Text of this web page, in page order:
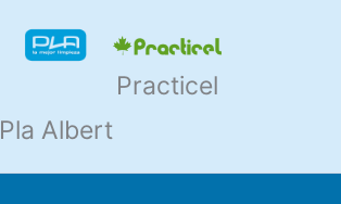
Pla Albert
Practicel